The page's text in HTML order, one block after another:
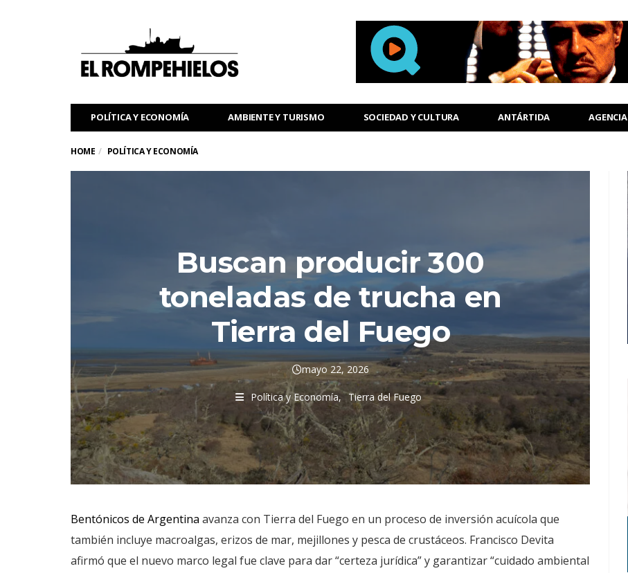
POLÍTICA Y ECONOMÍA AMBIENTE Y TURISMO SOCIEDAD Y CULTURA ANTÁRTIDA AGENCIA
HOME POLÍTICA Y ECONOMÍA
Buscan producir 300
toneladas de trucha en
Tierra del Fuego
mayo 22, 2026
Política y Economía Tierra del Fuego
Bentónicos de Argentina avanza con Tierra del Fuego en un proceso de inversión acuícola que
también incluye macroalgas, erizos de mar, mejillones y pesca de crustáceos. Francisco Devita
afirmó que el nuevo marco legal fue clave para dar “certeza jurídica” y garantizar “cuidado ambiental